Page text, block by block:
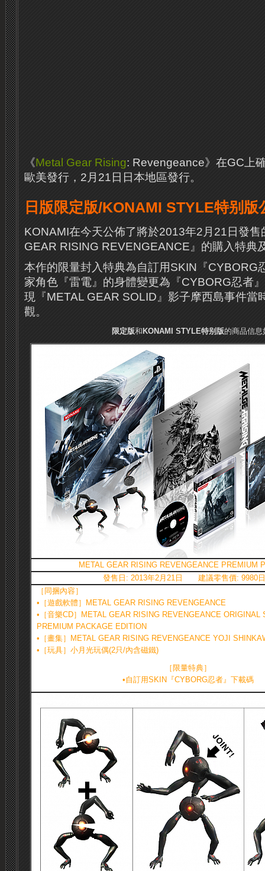
《Metal Gear Rising: Revengeance》在GC上
歐美發行，2月21日日本地區發行。
日版限定版/KONAMI STYLE特别版
KONAMI在今天公佈了將於2013年2月21日發售
GEAR RISING REVENGEANCE』的購入特典
本作的限量封入特典為自訂用SKIN『CYBORG
家角色『雷電』的身體變更為『CYBORG忍者
現『METAL GEAR SOLID』影子摩西島事件當
觀。
限定版和 KONAMI STYLE特别版的商品信息
METAL GEAR RISING REVENGEANCE PREMIUM
發售日: 2013年2月21日 建議零售價: 9980
［同捆內容］
•［遊戲軟體］METAL GEAR RISING REVENGEANCE
•［音樂CD］METAL GEAR RISING REVENGEANCE ORIGINAL
PREMIUM PACKAGE EDITION
•［畫集］METAL GEAR RISING REVENGEANCE YOJI
•［玩具］小月光玩偶(2只/內含磁鐵)
［限量特典］
•自訂用SKIN『CYBORG忍者』下載碼